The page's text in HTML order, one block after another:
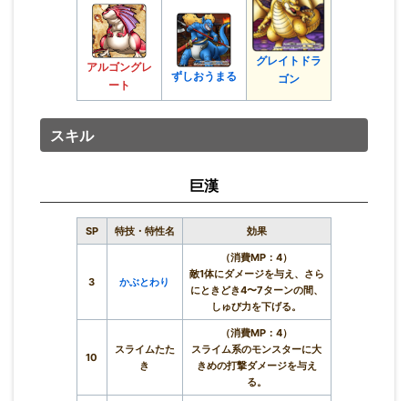
グレイトドラ
ゴン
アルゴングレ
ート
ずしおうまる
スキル
巨漢
SP 特技・特性名 効果
3 かぶとわり
（消費MP：4）
敵1体にダメージを与え、さら
にときどき4〜7ターンの間、
しゅび力を下げる。
10
スライムたた
き
（消費MP：4）
スライム系のモンスターに大
きめの打撃ダメージを与え
る。